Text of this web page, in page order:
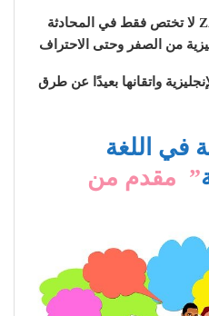
مع العلم أن ZAmericanEnglish لا تختص فقط في المحادثة
من الصفر وحتى الاحتراف
واتقانها بعيدًا عن طرق
في اللغة
” مقدم من